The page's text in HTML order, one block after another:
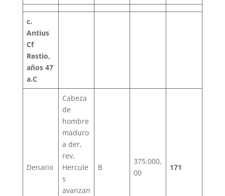
c.
Antius
Cf
Restio,
años 47
a.C
Denario
Cabeza
de
hombre
maduro
a der,
rev,
Hercule
s
avanzan
B
375.000,
00
171